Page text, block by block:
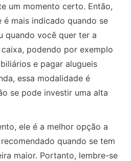
um momento certo. Então,
é mais indicado quando se
quando você quer ter a
podendo por exemplo
e pagar alugueis
essa modalidade é
se pode investir uma alta
ele é a melhor opção a
quando se tem
maior. Portanto, lembre-se